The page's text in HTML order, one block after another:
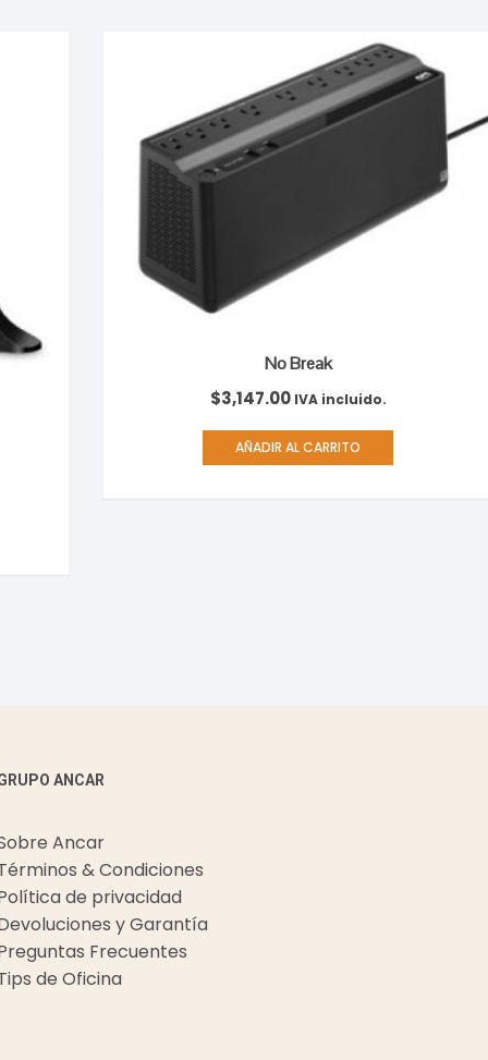
No Break
$3,147.00 IVA incluido.
AÑADIR AL CARRITO
ANCAR
Ancar
& Condiciones
de privacidad
y Garantía
Frecuentes
de Oficina